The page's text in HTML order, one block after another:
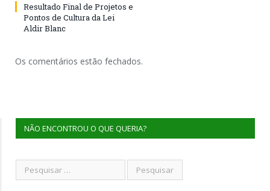
Resultado Final de Projetos e
Pontos de Cultura da Lei
Aldir Blanc
Os comentários estão fechados.
NÃO ENCONTROU O QUE QUERIA?